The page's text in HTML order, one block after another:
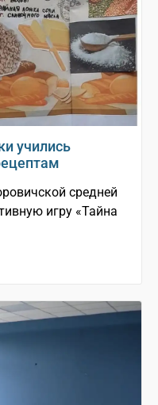
учились
средней
игру «Тайна